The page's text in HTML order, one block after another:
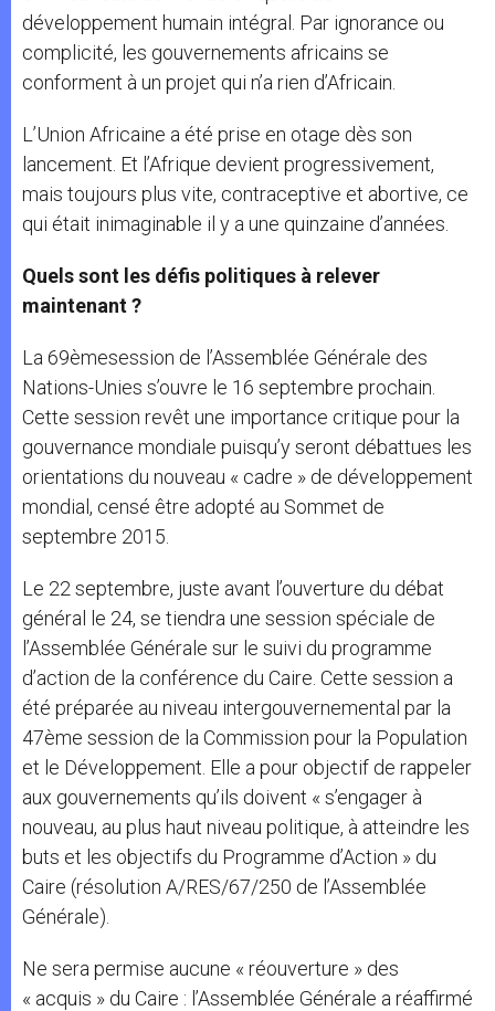
développement humain intégral. Par ignorance ou
complicité, les gouvernements africains se
conforment à un projet qui n’a rien d’Africain.
L’Union Africaine a été prise en otage dès son
lancement. Et l’Afrique devient progressivement,
mais toujours plus vite, contraceptive et abortive, ce
qui était inimaginable il y a une quinzaine d’années.
Quels sont les défis politiques à relever
maintenant ?
La 69èmesession de l’Assemblée Générale des
Nations-Unies s’ouvre le 16 septembre prochain.
Cette session revêt une importance critique pour la
gouvernance mondiale puisqu’y seront débattues les
orientations du nouveau « cadre » de développement
mondial, censé être adopté au Sommet de
septembre 2015.
Le 22 septembre, juste avant l’ouverture du débat
général le 24, se tiendra une session spéciale de
l’Assemblée Générale sur le suivi du programme
d’action de la conférence du Caire. Cette session a
été préparée au niveau intergouvernemental par la
47ème session de la Commission pour la Population
et le Développement. Elle a pour objectif de rappeler
aux gouvernements qu’ils doivent « s’engager à
nouveau, au plus haut niveau politique, à atteindre les
buts et les objectifs du Programme d’Action » du
Caire (résolution A/RES/67/250 de l’Assemblée
Générale).
Ne sera permise aucune « réouverture » des
« acquis » du Caire : l’Assemblée Générale a réaffirmé